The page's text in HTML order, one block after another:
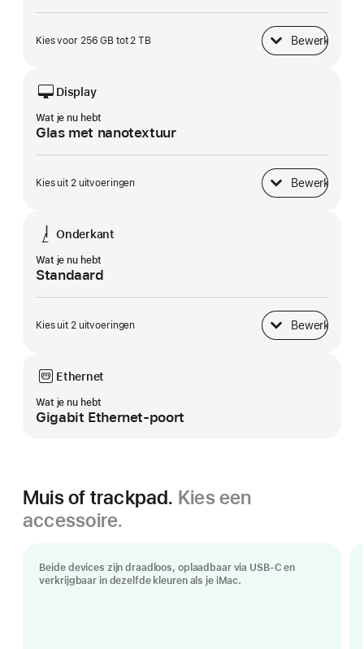
Kies voor 256 GB tot 2 TB Bewerk
SSD-opslag
Display
Wat je nu hebt
Glas met nanotextuur
Kies uit 2 uitvoeringen Bewerk
Display
Onderkant
Wat je nu hebt
Standaard
Kies uit 2 uitvoeringen Bewerk
Onderkant
Ethernet
Wat je nu hebt
Gigabit Ethernet-poort
Muis of trackpad. Kies een
accessoire.
Beide devices zijn draadloos, oplaadbaar via USB‑C en
verkrijgbaar in dezelfde kleuren als je iMac.